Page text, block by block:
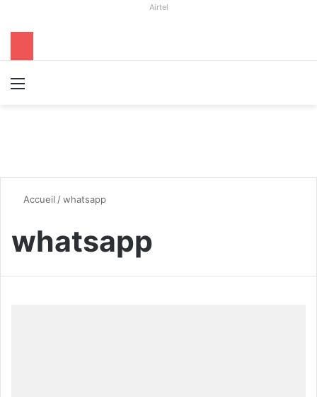
Airtel
Accueil /whatsapp
whatsapp